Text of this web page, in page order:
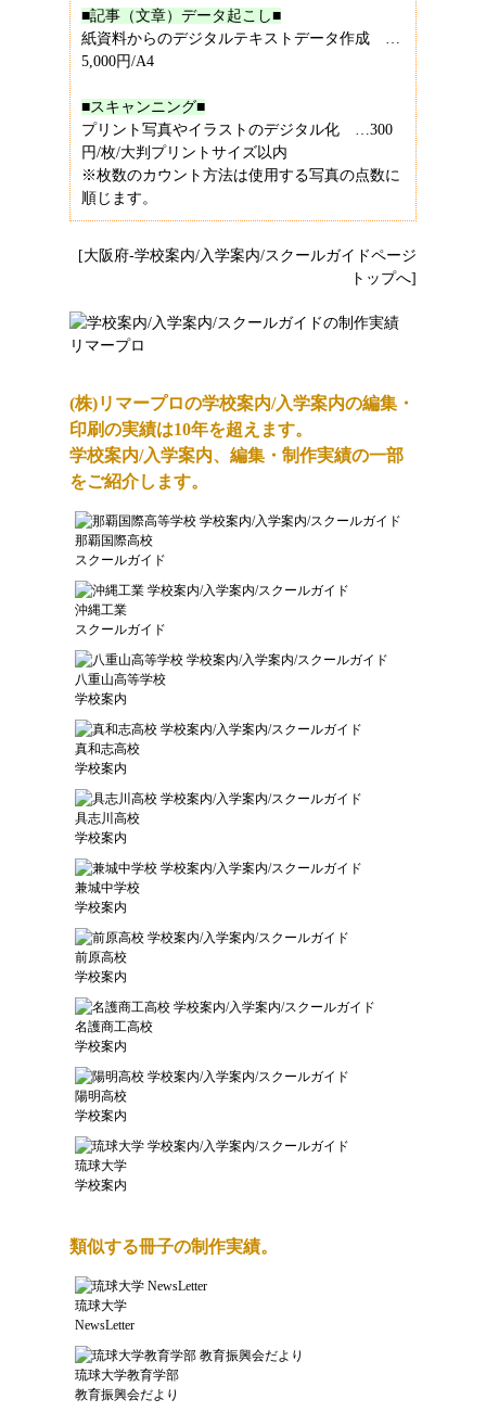
■記事（文章）データ起こし■
紙資料からのデジタルテキストデータ作成 …
5,000円/A4
■スキャンニング■
プリント写真やイラストのデジタル化 …300
円/枚/大判プリントサイズ以内
※枚数のカウント方法は使用する写真の点数に
順じます。
[大阪府-学校案内/入学案内/スクールガイドページ
トップへ]
(株)リマープロの学校案内/入学案内の編集・
印刷の実績は10年を超えます。
学校案内/入学案内、編集・制作実績の一部
をご紹介します。
那覇国際高校
スクールガイド
沖縄工業
スクールガイド
八重山高等学校
学校案内
真和志高校
学校案内
具志川高校
学校案内
兼城中学校
学校案内
前原高校
学校案内
名護商工高校
学校案内
陽明高校
学校案内
琉球大学
学校案内
類似する冊子の制作実績。
琉球大学
NewsLetter
琉球大学教育学部
教育振興会だより